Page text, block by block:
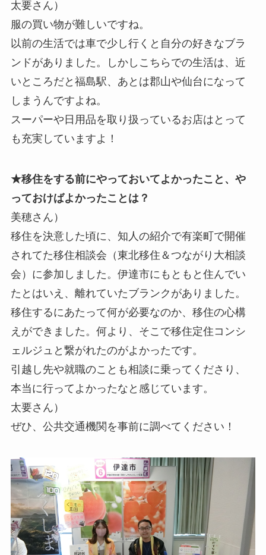
太要さん）
服の買い物が難しいですね。
以前の生活では車で少し行くと自分の好きなブラ
ンドがありました。しかしこちらでの生活は、近
いところだと福島駅、あとは郡山や仙台になって
しまうんですよね。
スーパーや日用品を取り扱っているお店はとって
も充実していますよ！
★移住をする前にやっておいてよかったこと、や
っておけばよかったことは？
美穂さん）
移住を決意した頃に、知人の紹介で有楽町で開催
されてた移住相談会（東北移住＆つながり大相談
会）に参加しました。伊達市にもともと住んでい
たとはいえ、離れていたブランクがありました。
移住するにあたって何が必要なのか、移住の心構
えができました。何より、そこで移住定住コンシ
ェルジュと繋がれたのがよかったです。
引越し先や就職のことも相談に乗ってくださり、
本当に行ってよかったなと感じています。
太要さん）
ぜひ、公共交通機関を事前に調べてください！